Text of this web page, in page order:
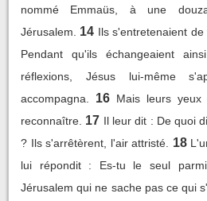
nommé Emmaüs, à une
Jérusalem.
14 Ils s'entretenaient de
Pendant qu'ils échangeaient
réflexions, Jésus lui-même
accompagna.
16 Mais leurs yeux
reconnaître. 17 Il leur dit : De quoi
? Ils s'arrêtèrent, l'air attristé.
18
lui répondit : Es-tu le seul
Jérusalem qui ne sache pas ce qui